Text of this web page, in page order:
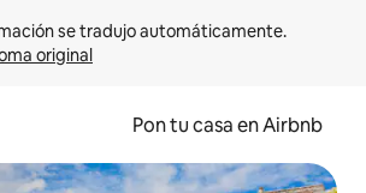
original
Pon tu casa en Airbnb